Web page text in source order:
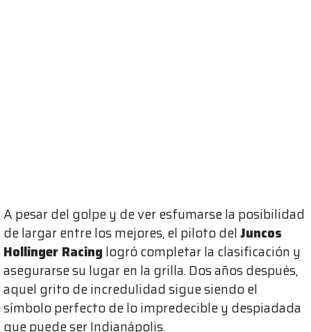
A pesar del golpe y de ver esfumarse la posibilidad
de largar entre los mejores, el piloto delJuncos
Hollinger Racing logró completar la clasificación y
asegurarse su lugar en la grilla. Dos años después,
aquel grito de incredulidad sigue siendo el
símbolo perfecto de lo impredecible y despiadada
que puede ser Indianápolis.